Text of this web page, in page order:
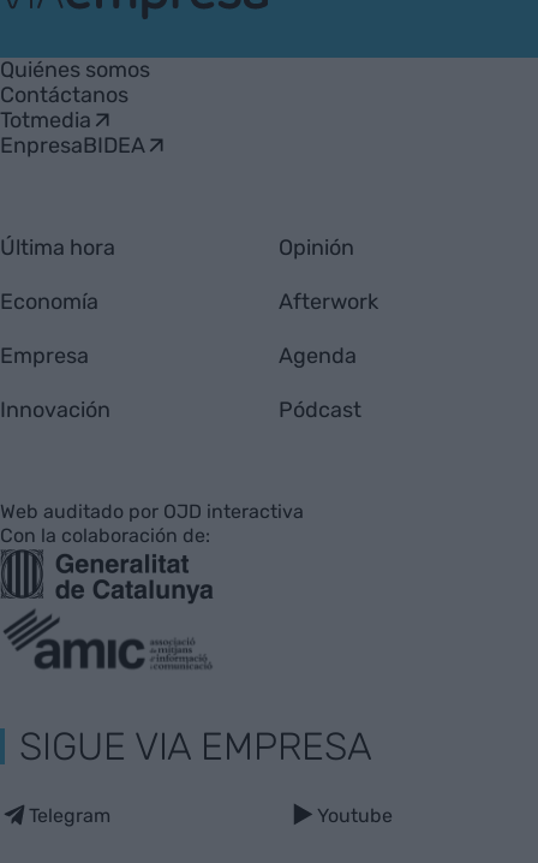
Empresa
Quiénes somos
Contáctanos
Totmedia
EnpresaBIDEA
Última hora
Economía
Empresa
Innovación
Opinión
Afterwork
Agenda
Pódcast
Web auditado por OJD interactiva
Con la colaboración de:
SIGUE VIA EMPRESA
Telegram Youtube